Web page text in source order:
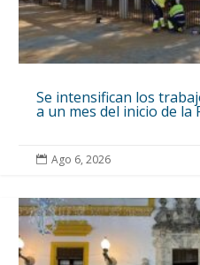
Se intensifican los
a un mes del inicio de la
 Ago 6, 2026